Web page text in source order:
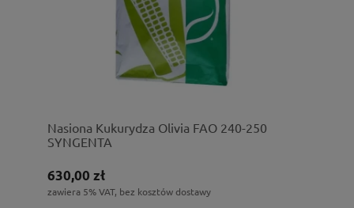
Nasiona Kukurydza Olivia FAO 240-250
SYNGENTA
630,00 zł
zawiera 5% VAT, bez kosztów dostawy